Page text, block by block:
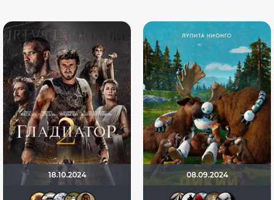
18.10.2024
Leksus81za_toboy_uzhe_vyehali
Mad_Max
08.09.2024
Kashtan